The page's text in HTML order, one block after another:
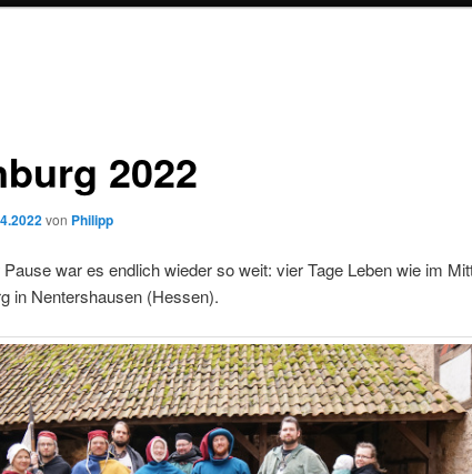
2022
von Philipp
war es endlich wieder so weit: vier Tage Leben wie im
in Nentershausen (Hessen).